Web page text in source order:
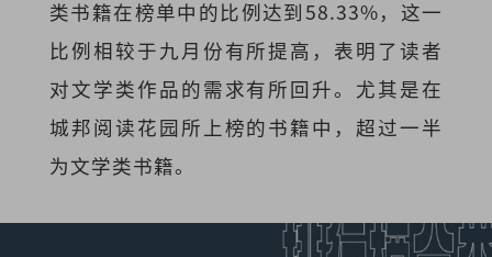
类书籍在榜单中的比例达到58.33%，这一
比例相较于九月份有所提高，表明了读者
对文学类作品的需求有所回升。尤其是在
城邦阅读花园所上榜的书籍中，超过一半
为文学类书籍。